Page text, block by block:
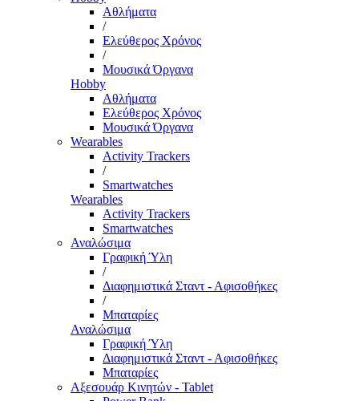
Αθλήματα
/
Ελεύθερος Χρόνος
/
Μουσικά Όργανα
Hobby
Αθλήματα
Ελεύθερος Χρόνος
Μουσικά Όργανα
Wearables
Activity Trackers
/
Smartwatches
Wearables
Activity Trackers
Smartwatches
Αναλώσιμα
Γραφική Ύλη
/
Διαφημιστικά Σταντ - Αφισοθήκες
/
Μπαταρίες
Αναλώσιμα
Γραφική Ύλη
Διαφημιστικά Σταντ - Αφισοθήκες
Μπαταρίες
Αξεσουάρ Κινητών - Tablet